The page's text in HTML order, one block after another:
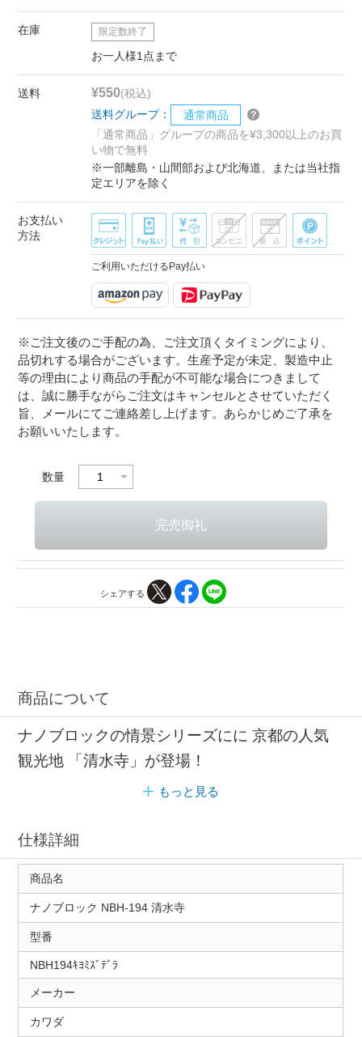
在庫 限定数終了
お一人様1点まで
送料 ¥550(税込)
送料グループ：
通常商品
「通常商品」グループの商品を¥3,300以上のお買
い物で無料
※一部離島・山間部および北海道、または当社指
定エリアを除く
お支払い
方法
ご利用いただけるPay払い
※ご注文後のご手配の為、ご注文頂くタイミングにより、
品切れする場合がございます。生産予定が未定、製造中止
等の理由により商品の手配が不可能な場合につきまして
は、誠に勝手ながらご注文はキャンセルとさせていただく
旨、メールにてご連絡差し上げます。あらかじめご了承を
お願いいたします。
数量
シェアする
商品について
ナノブロックの情景シリーズにに 京都の人気
観光地 「清水寺」が登場！
もっと見る
仕様詳細
商品名
ナノブロック NBH-194 清水寺
型番
NBH194ｷﾖﾐｽﾞﾃﾞﾗ
メーカー
カワダ